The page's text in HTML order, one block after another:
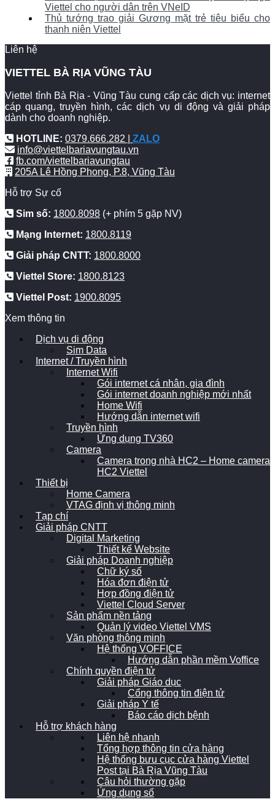
Viettel cho người dân trên VNeID
Thủ tướng trao giải Gương mặt trẻ tiêu biểu cho
thanh niên Viettel
Liên hệ
VIETTEL BÀ RỊA VŨNG TÀU
Viettel tỉnh Bà Rịa - Vũng Tàu cung cấp các dịch vụ: internet
cáp quang, truyền hình, các dịch vụ di động và giải pháp
dành cho doanh nghiệp.
HOTLINE: 0379.666.282 | ZALO
info@viettelbariavungtau.vn
fb.com/viettelbariavungtau
205A Lê Hồng Phong, P.8, Vũng Tàu
Hỗ trợ Sự cố
Sim số: 1800.8098 (+ phím 5 gặp NV)
Mạng Internet: 1800.8119
Giải pháp CNTT: 1800.8000
Viettel Store: 1800.8123
Viettel Post: 1900.8095
Xem thông tin
Dịch vụ di động
Sim Data
Internet / Truyền hình
Internet Wifi
Gói internet cá nhân, gia đình
Gói internet doanh nghiệp mới nhất
Home Wifi
Hướng dẫn internet wifi
Truyền hình
Ứng dụng TV360
Camera
Camera trong nhà HC2 – Home camera
HC2 Viettel
Thiết bị
Home Camera
VTAG định vị thông minh
Tạp chí
Giải pháp CNTT
Digital Marketing
Thiết kế Website
Giải pháp Doanh nghiệp
Chữ ký số
Hóa đơn điện tử
Hợp đồng điện tử
Viettel Cloud Server
Sản phẩm nền tảng
Quản lý video Viettel VMS
Văn phòng thông minh
Hệ thống VOFFICE
Hướng dẫn phần mềm Voffice
Chính quyền điện tử
Giải pháp Giáo dục
Cổng thông tin điện tử
Giải pháp Y tế
Báo cáo dịch bệnh
Hỗ trợ khách hàng
Liên hệ nhanh
Tổng hợp thông tin cửa hàng
Hệ thống bưu cục cửa hàng Viettel
Post tại Bà Rịa Vũng Tàu
Câu hỏi thường gặp
Ứng dụng số